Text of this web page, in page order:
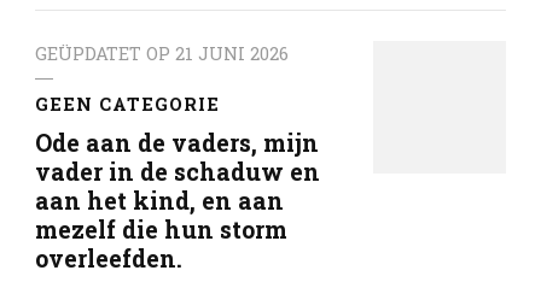
GEÜPDATET OP 21 JUNI 2026
GEEN CATEGORIE
Ode aan de vaders, mijn
vader in de schaduw en
aan het kind, en aan
mezelf die hun storm
overleefden.